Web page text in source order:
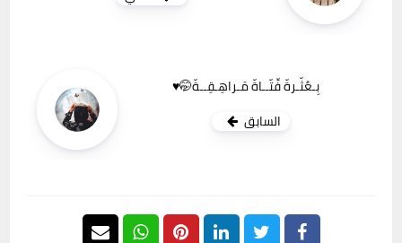
بِـعٌثّـرةّ فِّتّــاةّ مَـراهِـقِــةّ🤭♥️
السابق